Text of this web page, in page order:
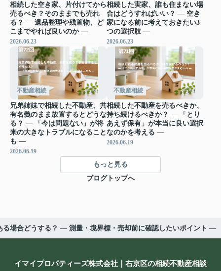
相続した空き家、片付けてから
売るべき？そのままでも売れ
る？ ― 遺品整理や残置物、ど
こまでやれば良いのか ―
2026.06.23
相続した実家、誰も住まない場
合はどうすればいい？ ― 空き
家になる前に考えておきたい3
つの選択肢 ―
2026.06.23
不動産相続
兄弟姉妹で相続した不動産、共
有名義のまま放置するとどうな
る？ ― 「今は問題ない」が将
来の大きなトラブルになること
も ―
2026.06.19
不動産相続
相続した不動産を売るべきか、
持ち続けるべきか？ ― 「とり
あえず保有」が本当に良い選択
なのかを考える ―
2026.06.19
もっと見る
ブログトップへ
る場合どうする？ ― 測量・境界標・売却前に確認したいポイント ―
イマイプロパティーズ株式会社｜右京区の相続不動産相談